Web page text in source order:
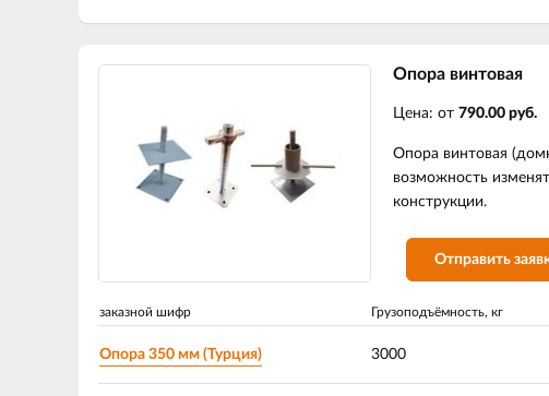
Опора винтовая
Цена: от 790.00 руб.
Опора винтовая
возможность
конструкции.
Отправить
заказной шифр Грузоподъёмность, кг
Опора 350 мм (Турция) 3000